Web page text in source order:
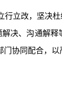
立改，坚决杜
决、沟通解释
协同配合，